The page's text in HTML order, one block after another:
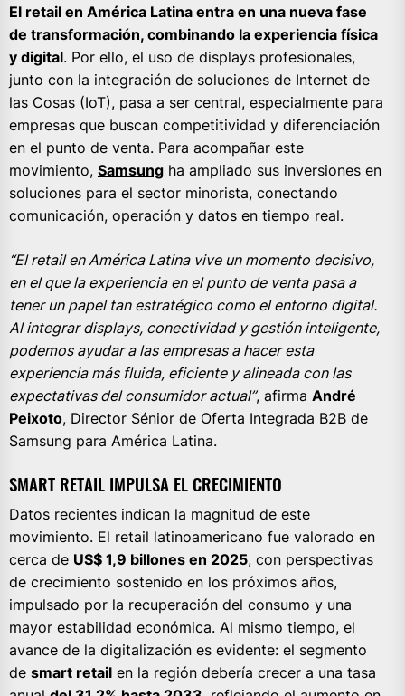
El retail en América Latina entra en una nueva fase
de transformación, combinando la experiencia física
y digital. Por ello, el uso de displays profesionales,
junto con la integración de soluciones de Internet de
las Cosas (IoT), pasa a ser central, especialmente para
empresas que buscan competitividad y diferenciación
en el punto de venta. Para acompañar este
movimiento, Samsung ha ampliado sus inversiones en
soluciones para el sector minorista, conectando
comunicación, operación y datos en tiempo real.
“El retail en América Latina vive un momento decisivo,
en el que la experiencia en el punto de venta pasa a
tener un papel tan estratégico como el entorno digital.
Al integrar displays, conectividad y gestión inteligente,
podemos ayudar a las empresas a hacer esta
experiencia más fluida, eficiente y alineada con las
expectativas del consumidor actual”, afirma André
Peixoto, Director Sénior de Oferta Integrada B2B de
Samsung para América Latina.
SMART RETAIL IMPULSA EL CRECIMIENTO
Datos recientes indican la magnitud de este
movimiento. El retail latinoamericano fue valorado en
cerca de US$ 1,9 billones en 2025, con perspectivas
de crecimiento sostenido en los próximos años,
impulsado por la recuperación del consumo y una
mayor estabilidad económica. Al mismo tiempo, el
avance de la digitalización es evidente: el segmento
de smart retail en la región debería crecer a una tasa